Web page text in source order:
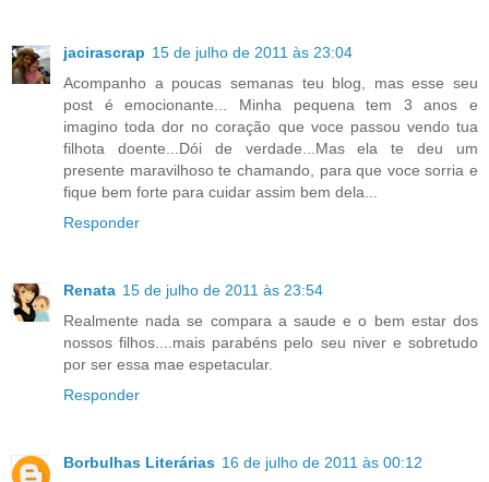
jacirascrap 15 de julho de 2011 às 23:04
Acompanho a poucas semanas teu blog, mas esse seu
post é emocionante... Minha pequena tem 3 anos e
imagino toda dor no coração que voce passou vendo tua
filhota doente...Dói de verdade...Mas ela te deu um
presente maravilhoso te chamando, para que voce sorria e
fique bem forte para cuidar assim bem dela...
Responder
Renata 15 de julho de 2011 às 23:54
Realmente nada se compara a saude e o bem estar dos
nossos filhos....mais parabéns pelo seu niver e sobretudo
por ser essa mae espetacular.
Responder
Borbulhas Literárias 16 de julho de 2011 às 00:12